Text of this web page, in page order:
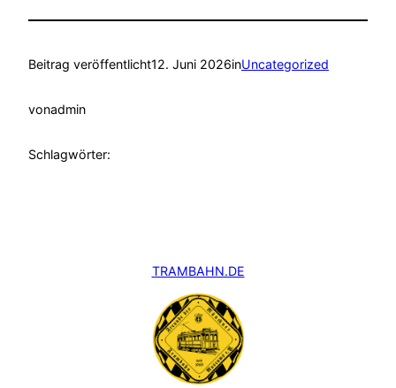
Beitrag veröffentlicht12. Juni 2026inUncategorized
vonadmin
Schlagwörter:
TRAMBAHN.DE